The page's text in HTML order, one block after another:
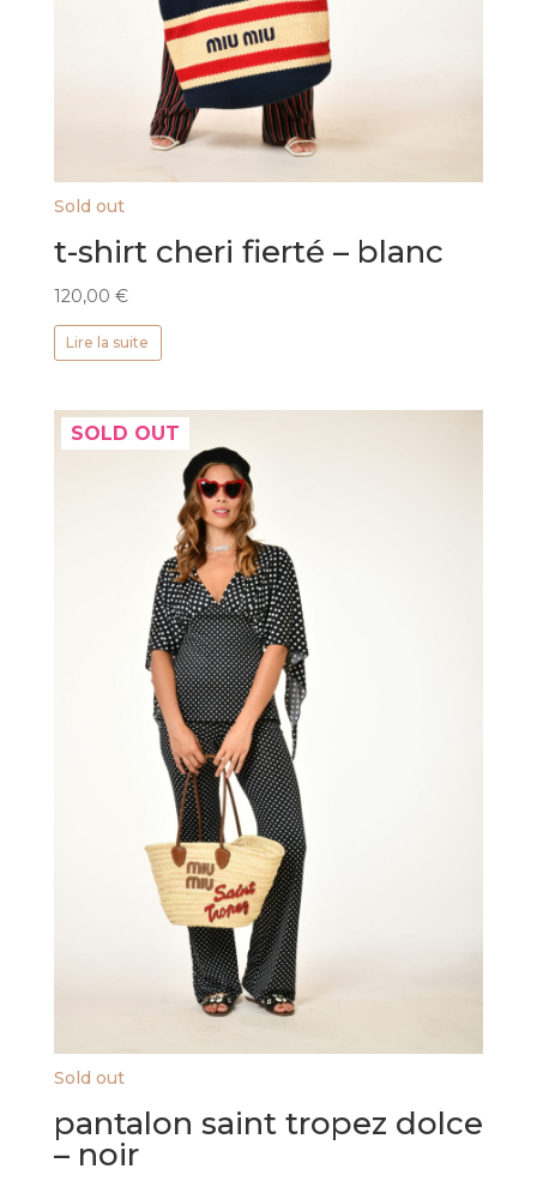
Sold out
t-shirt cheri fierté – blanc
120,00 €
Lire la suite
SOLD OUT
Sold out
pantalon saint tropez dolce
– noir